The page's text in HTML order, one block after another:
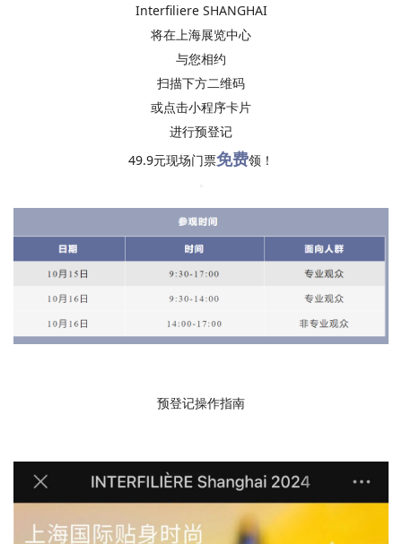
Interfiliere SHANGHAI
将在上海展览中心
与您相约
扫描下方二维码
或点击小程序卡片
进行预登记
49.9元现场门票免费领！
预登记操作指南